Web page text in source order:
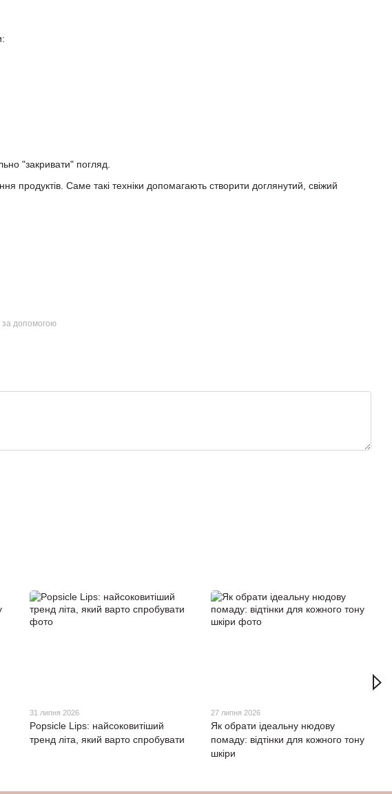
"закривати" погляд.
продуктів. Саме такі техніки допомагають створити доглянутий, свіжий
за допомогою
31 липня 2026
Popsicle Lips: найсоковитіший
тренд літа, який варто спробувати
27 липня 2026
Як обрати ідеальну нюдову
помаду: відтінки для кожного тону
шкіри